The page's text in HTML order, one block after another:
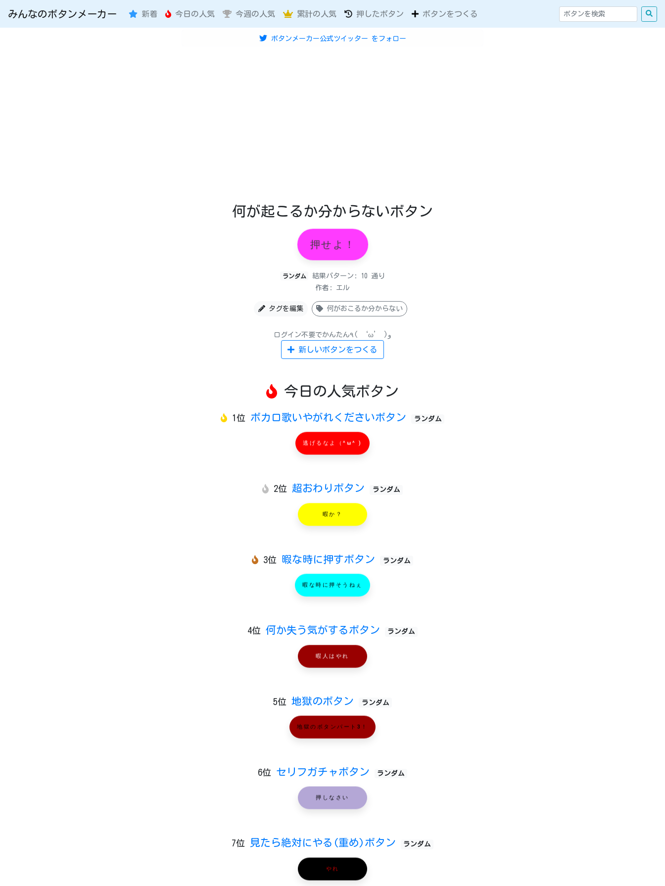
みんなのボタンメーカー 新着 今日の人気 今週の人気 累計の人気 押したボタン ボタンをつくる
ボタンメーカー公式ツイッター をフォロー
何が起こるか分からないボタン
押せよ！
ランダム
結果パターン: 10 通り
作者: エル
タグを編集 何がおこるか分からない
ログイン不要でかんたん٩( ‘ω’ )و
新しいボタンをつくる
今日の人気ボタン
1位 ボカロ歌いやがれくださいボタン ランダム
逃げるなよ（^ω^ )
2位 超おわりボタン ランダム
暇か？
3位 暇な時に押すボタン ランダム
暇な時に押そうねぇ
4位 何か失う気がするボタン ランダム
暇人はやれ
5位 地獄のボタン ランダム
地獄のボタンパート3！
6位 セリフガチャボタン ランダム
押しなさい
7位 見たら絶対にやる(重め)ボタン ランダム
やれ